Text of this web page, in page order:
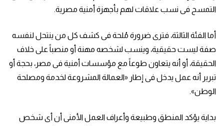
التمسح فى نسب علاقات لهم بأجهزة أمنية مصرية.
أما الفئة الثالثة، فترى ضرورة مُلحة فى كشف كل من ينتحل لنفسه
صفة ليست حقيقية، وينسب لشخصه مهنة أو منصباً على خلاف
الحقيقة، أو أنه يتعاون طوعاً مع مؤسسات أمنية فى مصر، بحجة أو
تبرير أنه عمل يدخل فى إطار «العمالة المشروعة لخدمة ومصلحة
الوطن».
بداية يؤكد المنطق وطبيعة وأعراف العمل الأمنى أن أى شخص